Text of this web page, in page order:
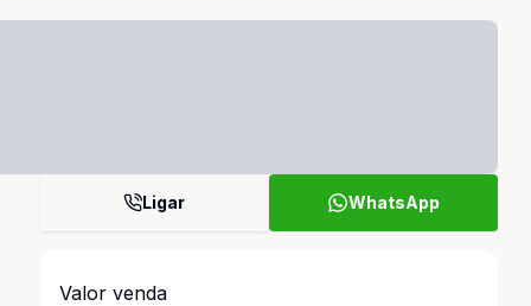
Ligar WhatsApp
Valor venda